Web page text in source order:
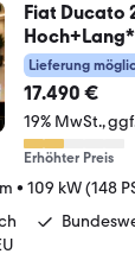
Fiat Ducato
Lieferung
17.490 €
19% MwSt.
Erhöhter Preis
• 109 kW (148